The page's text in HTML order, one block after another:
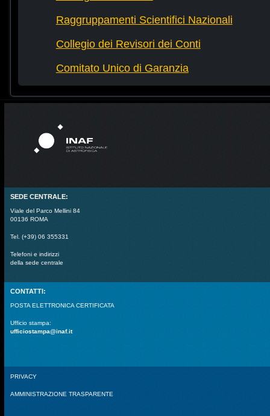
Raggruppamenti Scientifici Nazionali
Collegio dei Revisori dei Conti
Comitato Unico di Garanzia
SEDE CENTRALE:
Viale del Parco Mellini 84
00136 ROMA
Tel. (+39) 06 355331
Telefoni e indirizzi
della sede centrale
CONTATTI:
POSTA ELETTRONICA CERTIFICATA
Ufficio stampa:
ufficiostampa@inaf.it
PRIVACY
AMMINISTRAZIONE TRASPARENTE